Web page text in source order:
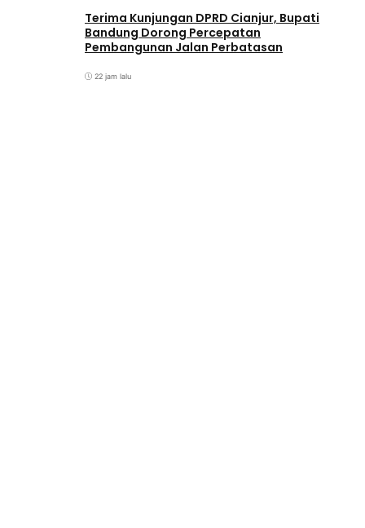
Terima Kunjungan DPRD Cianjur, Bupati
Bandung Dorong Percepatan
Pembangunan Jalan Perbatasan
22 jam lalu